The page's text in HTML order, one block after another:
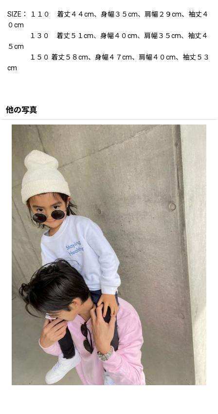
SIZE： １１０ 着丈４４cm、身幅３５cm、肩幅２９cm、袖丈４
０cm
１３０ 着丈５１cm、身幅４０cm、肩幅３５cm、袖丈４
５cm
１５０ 着丈５８cm、身幅４７cm、肩幅４０cm、袖丈５３
cm
他の写真